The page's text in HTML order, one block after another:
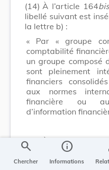
(14) À l’article 164bis
libellé suivant est
la lettre b) :
« Par « groupe
comptabilité
un groupe composé
sont pleinement
financiers
aux normes
financière ou
d’information
(15)
À l’annexe
10, la lettre u) est
search
Chercher
info
Informations